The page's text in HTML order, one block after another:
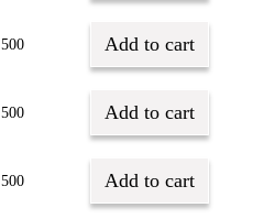
500 Add to cart
500 Add to cart
500 Add to cart